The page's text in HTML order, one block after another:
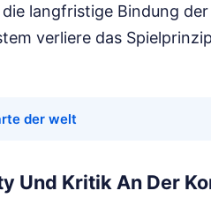
langfristige Bindung
verliere das
der welt
Und Kritik An Der